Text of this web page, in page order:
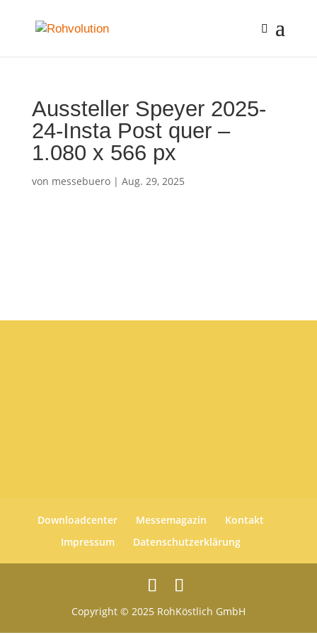
Aussteller Speyer 2025-
24-Insta Post quer –
1.080 x 566 px
von messebuero| Aug. 29, 2025
Downloadcenter Messemagazin
Kontakt
Impressum
Datenschutzerklärung
Copyright © 2025 RohKöstlich GmbH